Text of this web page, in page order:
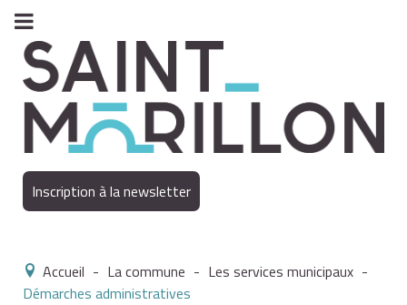
Inscription à la newsletter
Accueil - La commune - Les services municipaux -
Démarches administratives